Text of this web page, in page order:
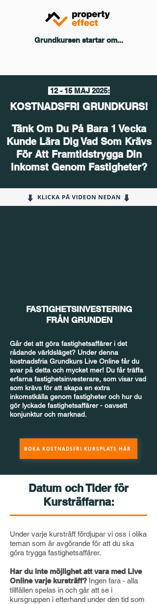
12 - 15 MAJ 2025:
KOSTNADSFRI GRUNDKURS!
Tänk Om Du På Bara 1 Vecka
Kunde Lära Dig Vad Som Krävs
För Att Framtidstrygga Din
Inkomst Genom Fastigheter?
FASTIGHETSINVESTERING
FRÅN GRUNDEN
Går det att göra fastighetsaffärer i det
rådande världsläget? Under denna
kostnadsfria Grundkurs Live Online får du
svar på detta och mycket mer! Du får träffa
erfarna fastighetsinvesterare, som visar vad
som krävs för att skapa en extra
inkomstkälla genom fastigheter och hur du
gör lyckade fastighetsaffärer - oavsett
konjunktur och marknad.
BOKA KOSTNADSFRI KURSPLATS HÄR
Grundkursen startar om...
Datum och Tider för
Kursträffarna:
Under varje kursträff fördjupar vi oss i olika
teman som är avgörande för att du ska
göra trygga fastighetsaffärer.
Har du inte möjlighet att vara med Live
Online varje kursträff? Ingen fara - alla
tillfällen spelas in och går att se i
kursgruppen i efterhand under den tid som